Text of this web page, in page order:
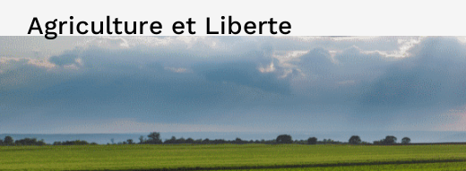
Agriculture et Liberte